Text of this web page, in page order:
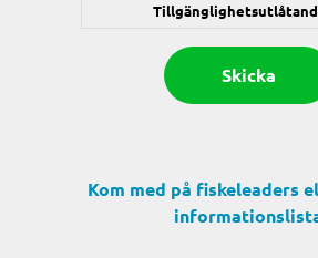
Kom med på fiskeleaders